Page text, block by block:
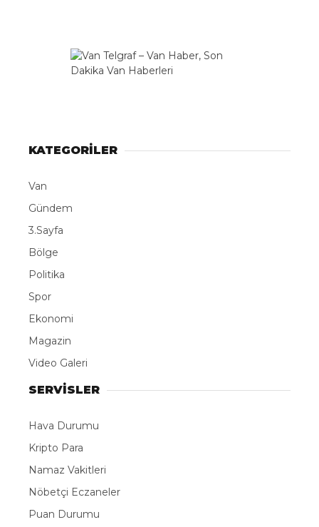
KATEGORİLER
Van
Gündem
3.Sayfa
Bölge
Politika
Spor
Ekonomi
Magazin
Video Galeri
SERVİSLER
Hava Durumu
Kripto Para
Namaz Vakitleri
Nöbetçi Eczaneler
Puan Durumu